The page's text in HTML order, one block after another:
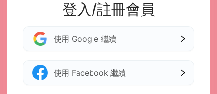
登入/註冊會員
使用 Google 繼續
使用 Facebook 繼續